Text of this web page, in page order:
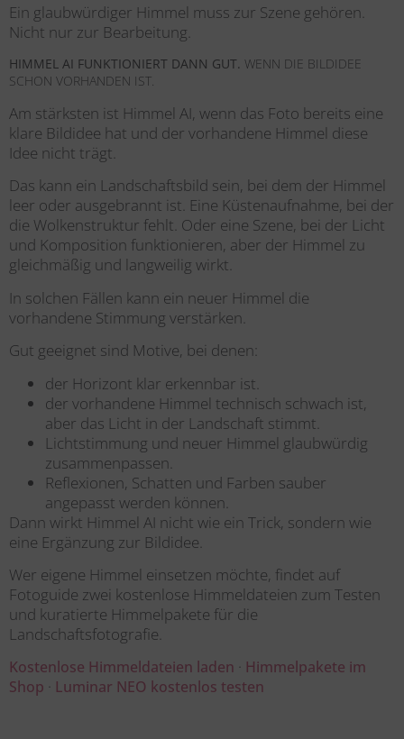
Ein glaubwürdiger Himmel muss zur Szene gehören.
Nicht nur zur Bearbeitung.
HIMMEL AI FUNKTIONIERT DANN GUT. WENN DIE BILDIDEE
SCHON VORHANDEN IST.
Am stärksten ist Himmel AI, wenn das Foto bereits eine
klare Bildidee hat und der vorhandene Himmel diese
Idee nicht trägt.
Das kann ein Landschaftsbild sein, bei dem der Himmel
leer oder ausgebrannt ist. Eine Küstenaufnahme, bei der
die Wolkenstruktur fehlt. Oder eine Szene, bei der Licht
und Komposition funktionieren, aber der Himmel zu
gleichmäßig und langweilig wirkt.
In solchen Fällen kann ein neuer Himmel die
vorhandene Stimmung verstärken.
Gut geeignet sind Motive, bei denen:
der Horizont klar erkennbar ist.
der vorhandene Himmel technisch schwach ist,
aber das Licht in der Landschaft stimmt.
Lichtstimmung und neuer Himmel glaubwürdig
zusammenpassen.
Reflexionen, Schatten und Farben sauber
angepasst werden können.
Dann wirkt Himmel AI nicht wie ein Trick, sondern wie
eine Ergänzung zur Bildidee.
Wer eigene Himmel einsetzen möchte, findet auf
Fotoguide zwei kostenlose Himmeldateien zum Testen
und kuratierte Himmelpakete für die
Landschaftsfotografie.
Kostenlose Himmeldateien laden · Himmelpakete im
Shop · Luminar NEO kostenlos testen